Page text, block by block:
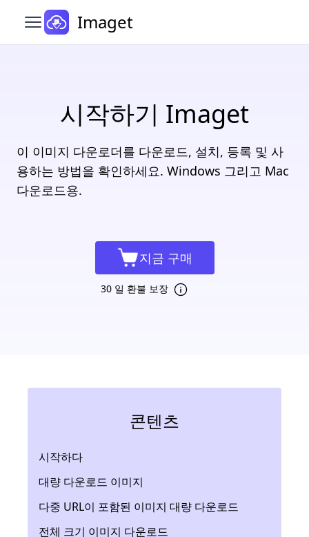
메인 메뉴 열기Imaget
시작하기 Imaget
이 이미지 다운로더를 다운로드, 설치, 등록 및 사
용하는 방법을 확인하세요. Windows 그리고 Mac
다운로드용.
지금 구매
30 일 환불 보장
콘텐츠
시작하다
대량 다운로드 이미지
다중 URL이 포함된 이미지 대량 다운로드
전체 크기 이미지 다운로드